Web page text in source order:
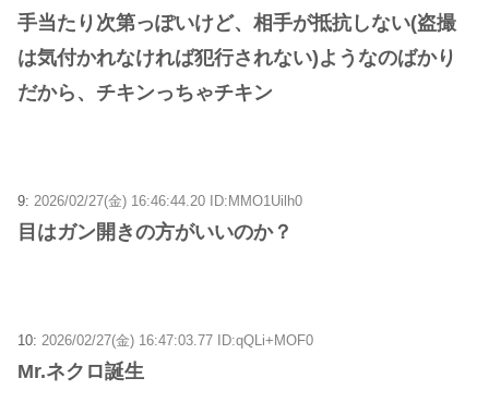
手当たり次第っぽいけど、相手が抵抗しない(盗撮
は気付かれなければ犯行されない)ようなのばかり
だから、チキンっちゃチキン
9: 2026/02/27(金) 16:46:44.20 ID:MMO1Uilh0
目はガン開きの方がいいのか？
10: 2026/02/27(金) 16:47:03.77 ID:qQLi+MOF0
Mr.ネクロ誕生